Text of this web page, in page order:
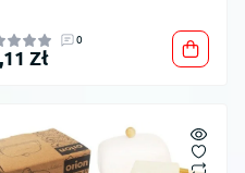
0
Zł